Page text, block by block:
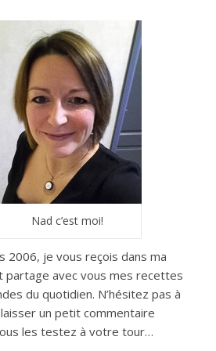
Nad c’est moi!
2006, je vous reçois dans ma
partage avec vous mes recettes
du quotidien. N’hésitez pas à
un petit commentaire
les testez à votre tour…